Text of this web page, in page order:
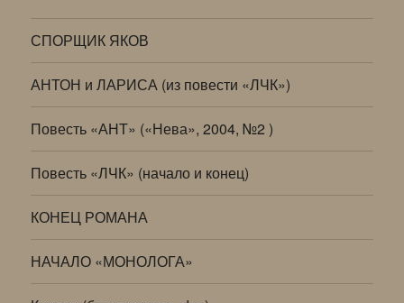
СПОРЩИК ЯКОВ
АНТОН и ЛАРИСА (из повести «ЛЧК»)
Повесть «АНТ» («Нева», 2004, №2 )
Повесть «ЛЧК» (начало и конец)
КОНЕЦ РОМАНА
НАЧАЛО «МОНОЛОГА»